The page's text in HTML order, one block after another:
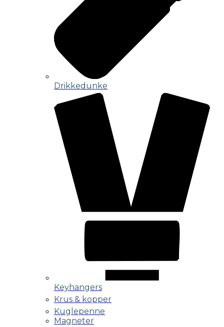
Drikkedunke
Keyhangers
Krus & kopper
Kuglepenne
Magneter